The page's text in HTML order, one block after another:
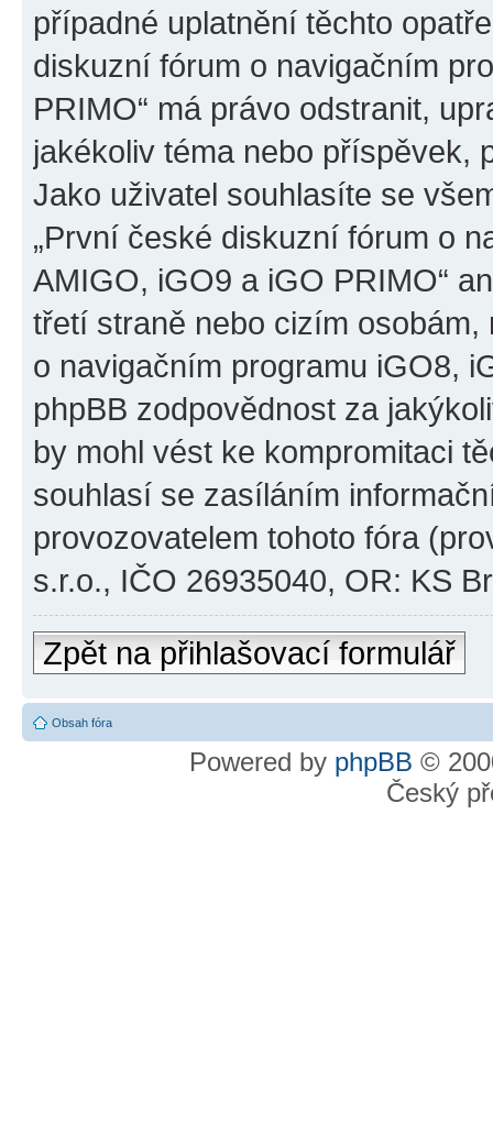
případné uplatnění těchto
diskuzní fórum o navigačním
PRIMO“ má právo odstranit,
jakékoliv téma nebo příspěvek,
Jako uživatel souhlasíte se
„První české diskuzní fórum o
AMIGO, iGO9 a iGO PRIMO“
třetí straně nebo cizím
o navigačním programu iGO8,
phpBB zodpovědnost za
by mohl vést ke kompromitaci
souhlasí se zasíláním
provozovatelem tohoto fóra
s.r.o., IČO 26935040, OR: KS
Zpět na přihlašovací formulář
Obsah fóra
Powered by phpBB ©
Český